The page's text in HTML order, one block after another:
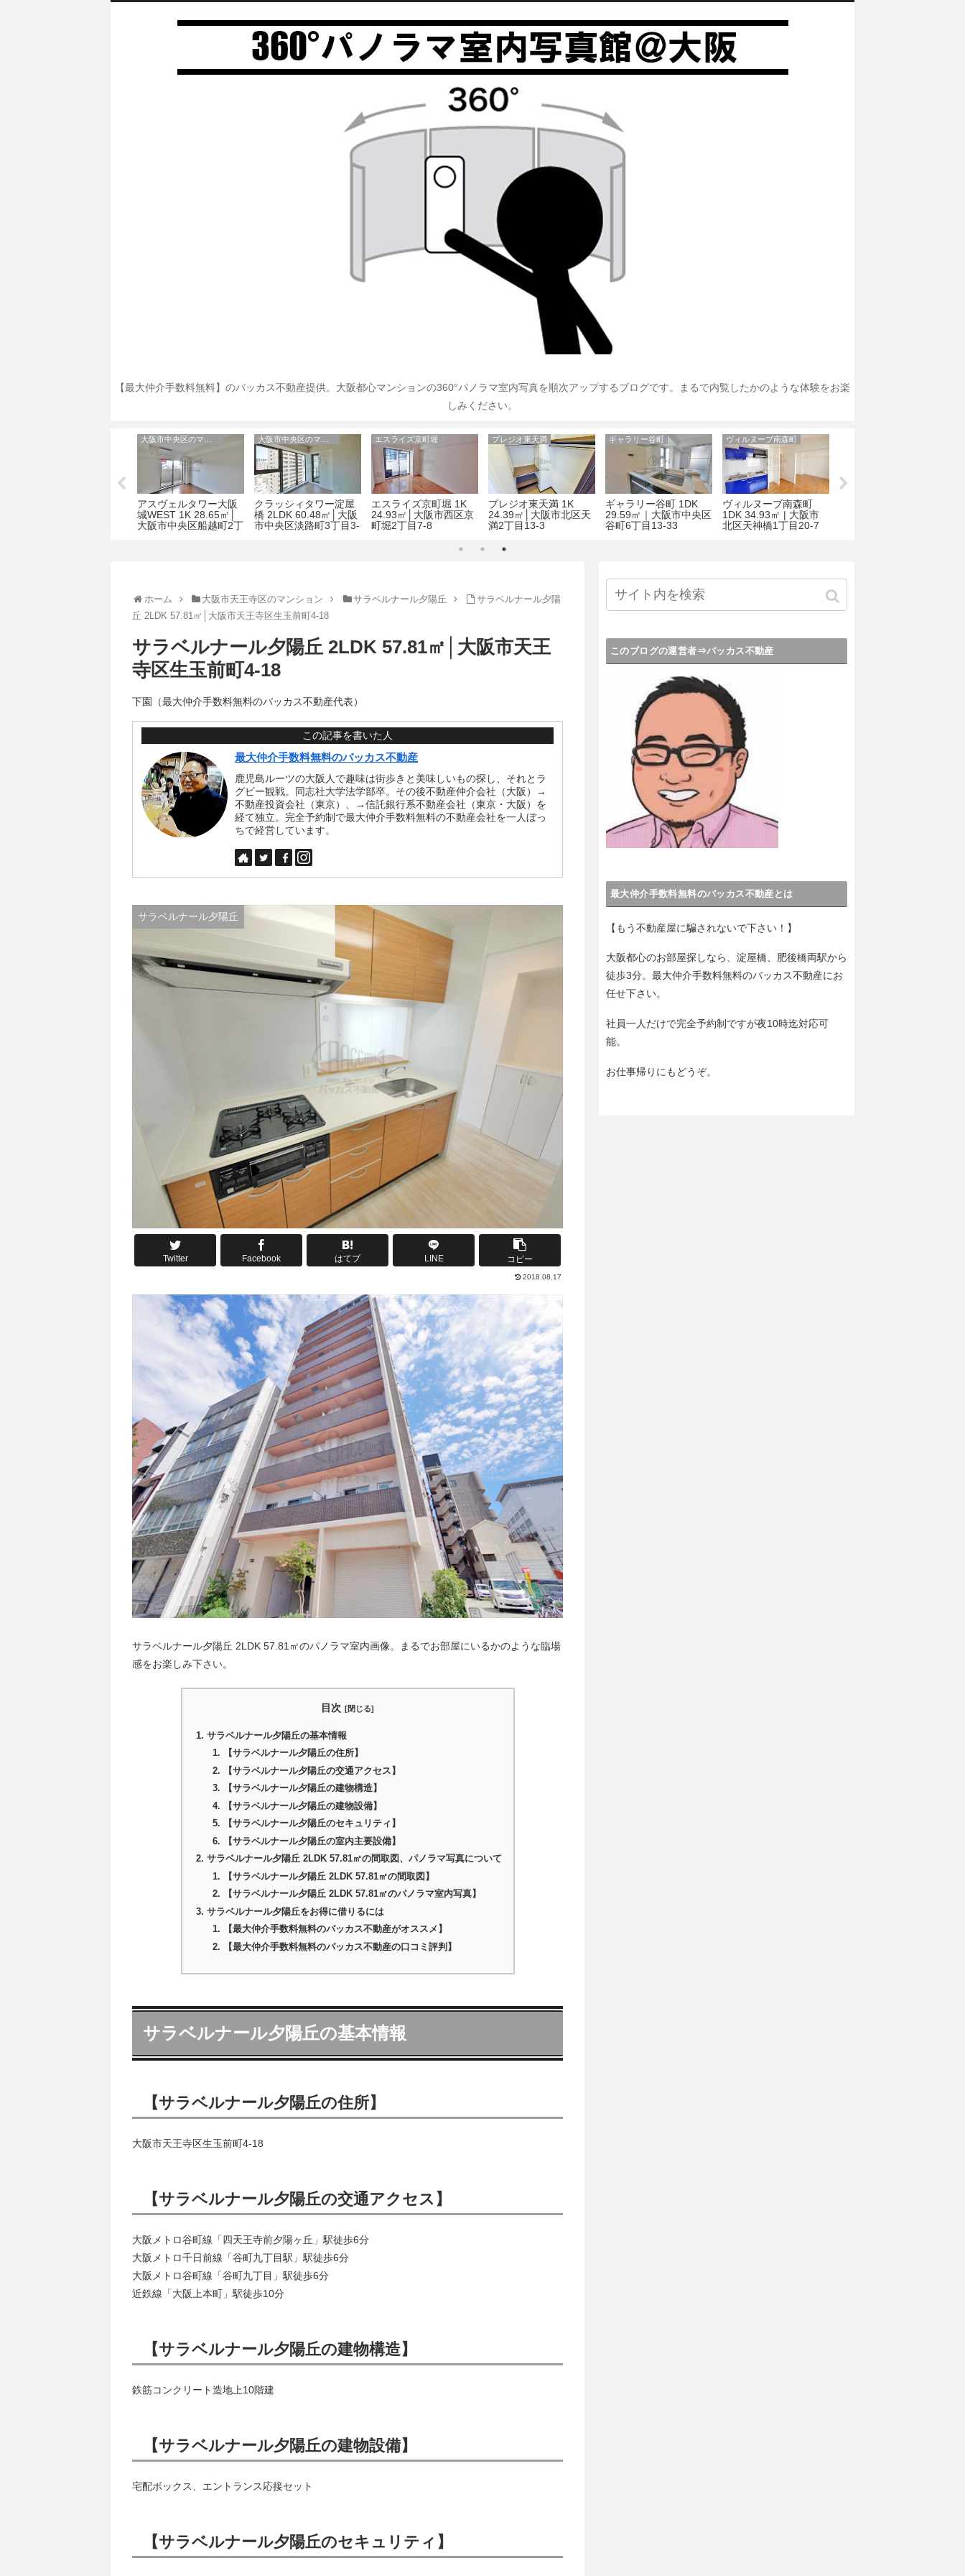
【最大仲介手数料無料】のバッカス不動産提供。大阪都心マンションの360°パノラマ室内写真を順次アップするブログです。まるで内覧したかのような体験をお楽
しみください。
アスヴェルタワー大阪
城WEST 1K 28.65㎡│
大阪市中央区船越町2丁
クラッシィタワー淀屋
橋 2LDK 60.48㎡│大阪
市中央区淡路町3丁目3-
エスライズ京町堀
エスライズ京町堀 1K
24.93㎡│大阪市西区京
町堀2丁目7-8
プレジオ東天満
プレジオ東天満 1K
24.39㎡│大阪市北区天
満2丁目13-3
ギャラリー谷町
ギャラリー谷町 1DK
29.59㎡｜大阪市中央区
谷町6丁目13-33
ヴィルヌーブ南森町
ヴィルヌーブ南森町
1DK 34.93㎡ | 大阪市
北区天神橋1丁目20-7
ホーム 大阪市天王寺区のマンション サラベルナール夕陽丘
サラベルナール夕陽
丘 2LDK 57.81㎡│大阪市天王寺区生玉前町4-18
サラベルナール夕陽丘 2LDK 57.81㎡│大阪市天王
寺区生玉前町4-18
下園（最大仲介手数料無料のバッカス不動産代表）
この記事を書いた人
最大仲介手数料無料のバッカス不動産
鹿児島ルーツの大阪人で趣味は街歩きと美味しいもの探し、それとラ
グビー観戦。同志社大学法学部卒。その後不動産仲介会社（大阪）→
不動産投資会社（東京）、→信託銀行系不動産会社（東京・大阪）を
経て独立。完全予約制で最大仲介手数料無料の不動産会社を一人ぼっ
ちで経営しています。
サラベルナール夕陽丘
Twitter Facebook はてブ LINE コピー
2018.08.17
サラベルナール夕陽丘 2LDK 57.81㎡のパノラマ室内画像。まるでお部屋にいるかのような臨場
感をお楽しみ下さい。
目次
サラベルナール夕陽丘の基本情報
【サラベルナール夕陽丘の住所】
【サラベルナール夕陽丘の交通アクセス】
【サラベルナール夕陽丘の建物構造】
【サラベルナール夕陽丘の建物設備】
【サラベルナール夕陽丘のセキュリティ】
【サラベルナール夕陽丘の室内主要設備】
サラベルナール夕陽丘 2LDK 57.81㎡の間取図、パノラマ写真について
【サラベルナール夕陽丘 2LDK 57.81㎡の間取図】
【サラベルナール夕陽丘 2LDK 57.81㎡のパノラマ室内写真】
サラベルナール夕陽丘をお得に借りるには
【最大仲介手数料無料のバッカス不動産がオススメ】
【最大仲介手数料無料のバッカス不動産の口コミ評判】
サラベルナール夕陽丘の基本情報
【サラベルナール夕陽丘の住所】
大阪市天王寺区生玉前町4-18
【サラベルナール夕陽丘の交通アクセス】
大阪メトロ谷町線「四天王寺前夕陽ヶ丘」駅徒歩6分
大阪メトロ千日前線「谷町九丁目駅」駅徒歩6分
大阪メトロ谷町線「谷町九丁目」駅徒歩6分
近鉄線「大阪上本町」駅徒歩10分
【サラベルナール夕陽丘の建物構造】
鉄筋コンクリート造地上10階建
【サラベルナール夕陽丘の建物設備】
宅配ボックス、エントランス応接セット
【サラベルナール夕陽丘のセキュリティ】
このブログの運営者⇒バッカス不動産
最大仲介手数料無料のバッカス不動産とは
【もう不動産屋に騙されないで下さい！】
大阪都心のお部屋探しなら、淀屋橋、肥後橋両駅から
徒歩3分。最大仲介手数料無料のバッカス不動産にお
任せ下さい。
社員一人だけで完全予約制ですが夜10時迄対応可
能。
お仕事帰りにもどうぞ。